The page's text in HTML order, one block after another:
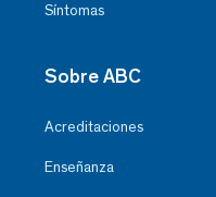
Síntomas
Sobre ABC
Acreditaciones
Enseñanza